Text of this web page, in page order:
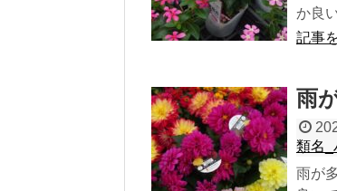
か良
記事
雨
類名_
雨が